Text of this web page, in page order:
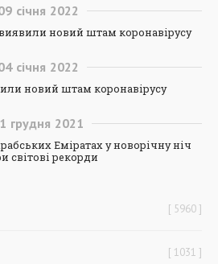
січня 2022
новий штам коронавірусу
січня 2022
новий штам коронавірусу
грудня 2021
Еміратах у новорічну ніч
світові рекорди
5960
1031